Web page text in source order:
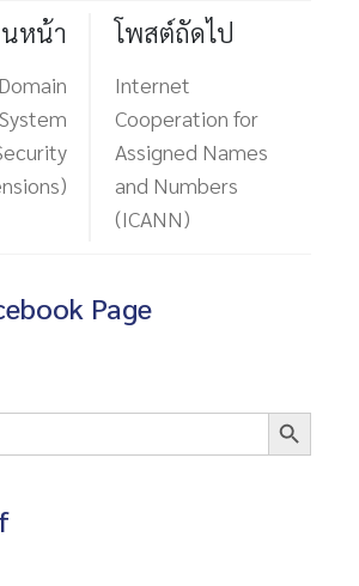
หน้า โพสต์ถัดไป
Internet
Cooperation for
Assigned Names
and Numbers
(ICANN)
Page
Search Button